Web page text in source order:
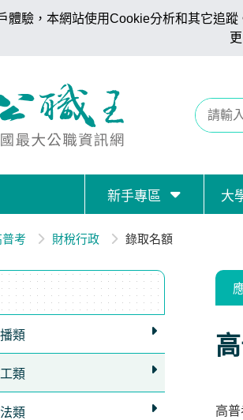
體驗，本網站使用Cookie分析和其它追
新手專區 大
考 財稅行政 錄取名額
類
類
類
高